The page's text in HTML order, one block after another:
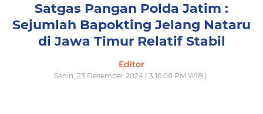
Satgas Pangan Polda Jatim :
Sejumlah Bapokting Jelang Nataru
di Jawa Timur Relatif Stabil
Editor
Senin, 23 Desember 2024 | 3:16:00 PM WIB |